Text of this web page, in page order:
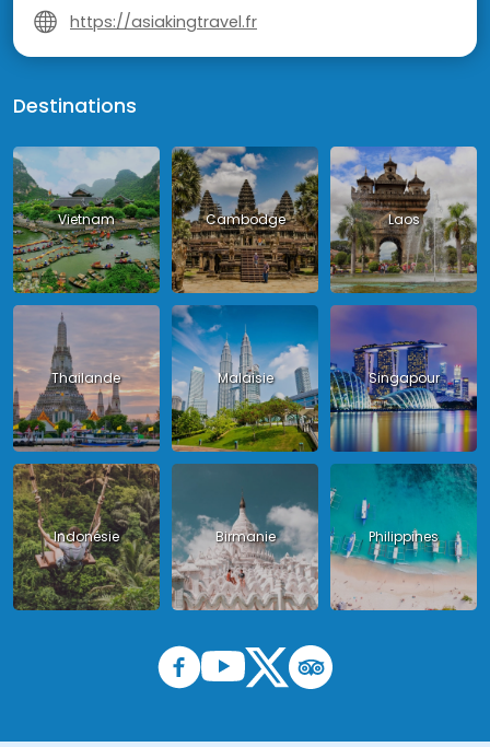
https://asiakingtravel.fr
Destinations
Vietnam Cambodge Laos
Thailande Malaisie Singapour
Indonésie Birmanie Philippines